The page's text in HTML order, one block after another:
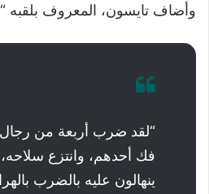
وأضاف تايسون، المعروف بلقبه
“لقد ضرب أربعة من
فك أحدهم، وانتزع سلاحه،
ينهالون عليه بالضرب